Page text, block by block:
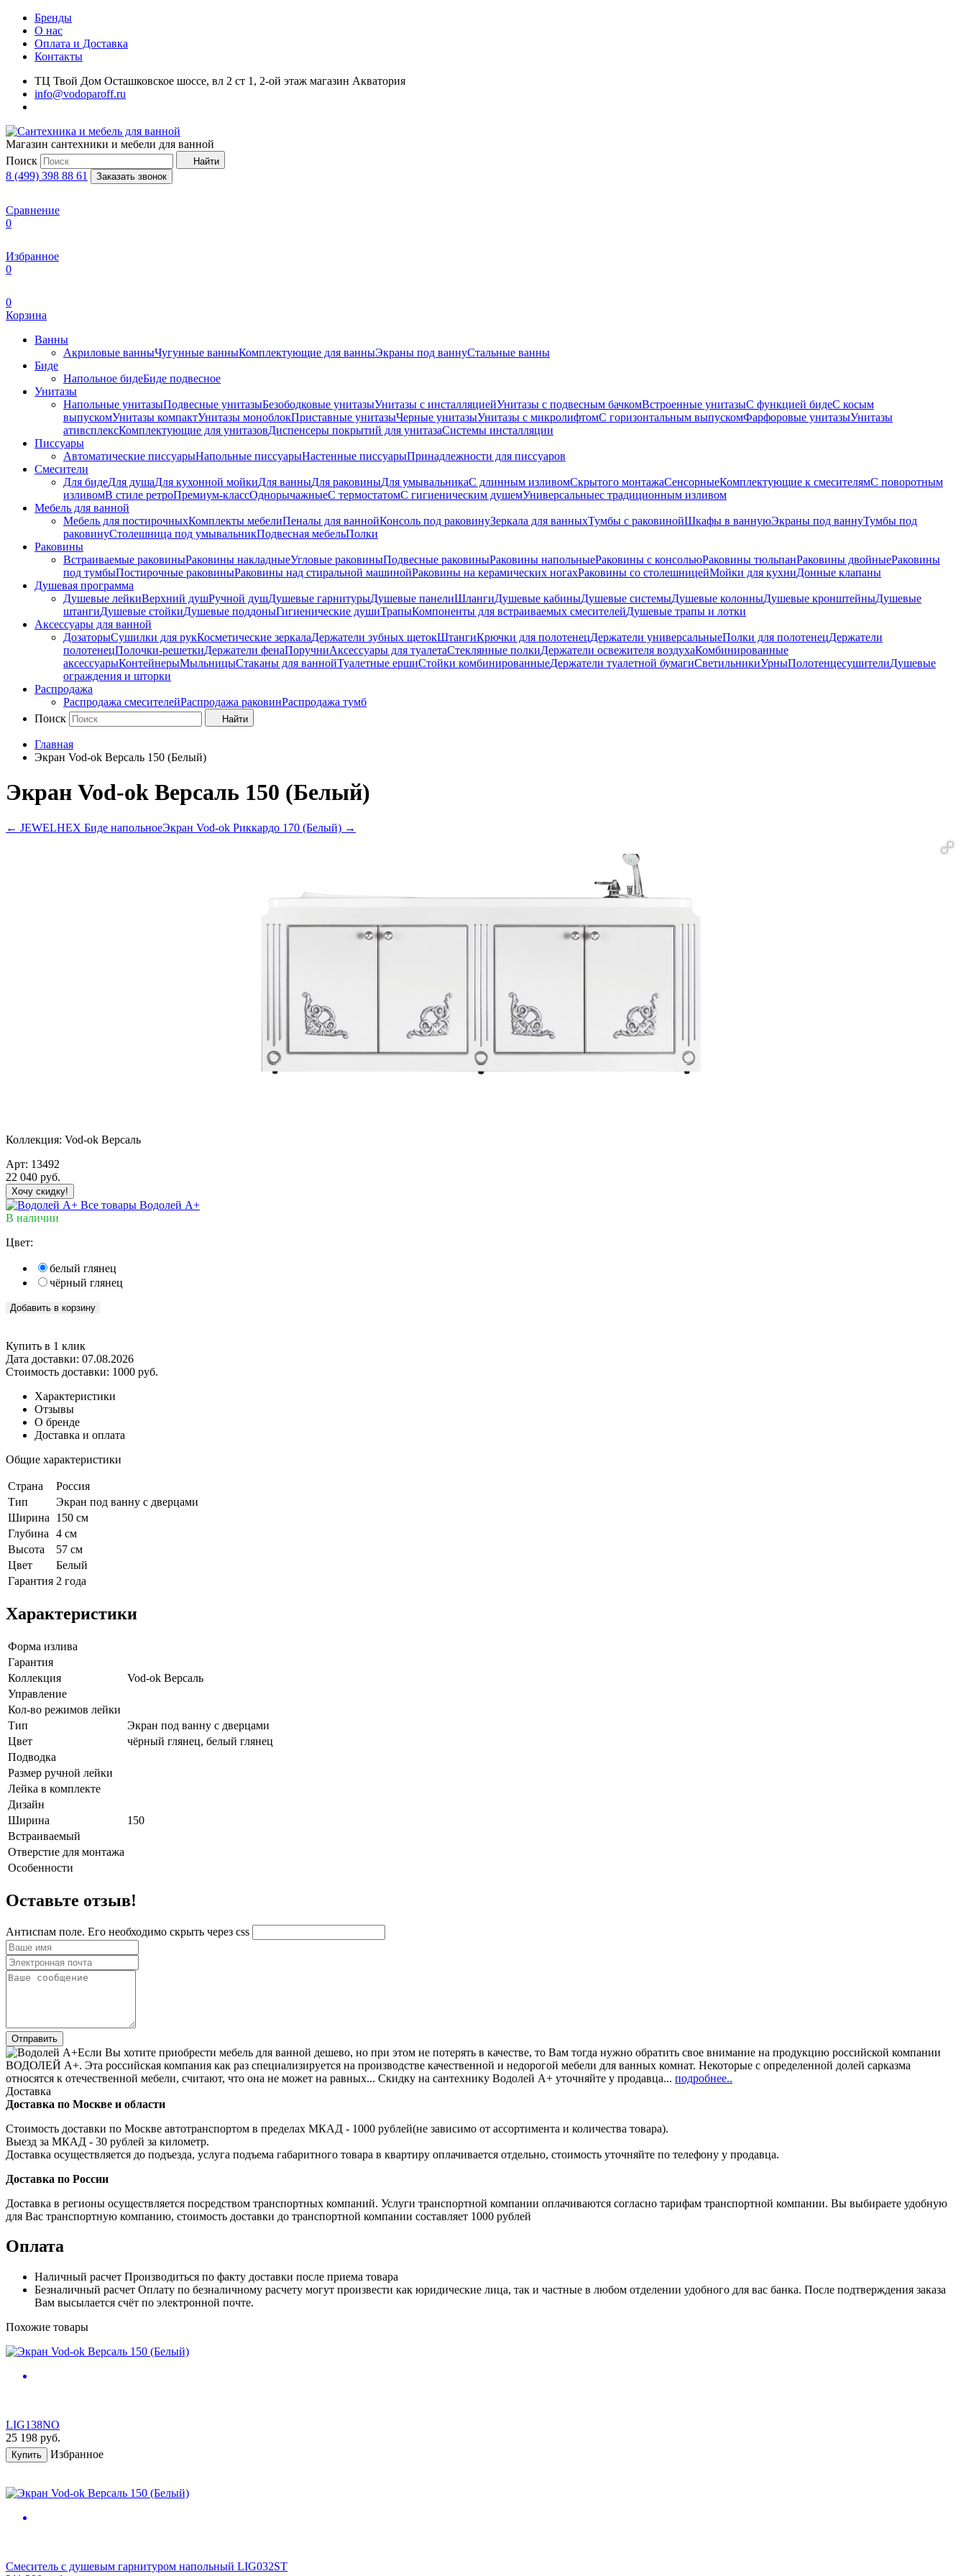
Бренды
О нас
Оплата и Доставка
Контакты
ТЦ Твой Дом Осташковское шоссе, вл 2 ст 1, 2-ой этаж магазин Акватория
info@vodoparoff.ru
Магазин сантехники и мебели для ванной
Поиск
Найти
8 (499) 398 88 61 Заказать звонок
Сравнение
0
Избранное
0
0
Корзина
Ванны
Акриловые ванныЧугунные ванныКомплектующие для ванныЭкраны под ваннуСтальные ванны
Биде
Напольное бидеБиде пoдвеснoе
Унитазы
Напольные унитазыПодвесные унитазыБезободковые унитазыУнитазы с инсталляциейУнитазы с подвесным бачкомВстроенные унитазыС функцией бидеС косым
выпускомУнитазы компактУнитазы моноблокПриставные унитазыЧерные унитазыУнитазы с микролифтомC горизонтальным выпускомФарфоровые унитазыУнитазы
ативсплексКомплектующие для унитазовДиспенсеры покрытий для унитазаСистемы инсталляции
Писсуары
Автоматические писсуарыНапольные писсуарыНастенные писсуарыПринадлежности для писсуаров
Смесители
Для бидеДля душаДля кухонной мойкиДля ванныДля раковиныДля умывальникаС длинным изливомСкрытого монтажаСенсорныеКомплектующие к смесителямС поворотным
изливомВ стиле ретроПремиум-классОднорычажныеС термостатомС гигиеническим душемУниверсальныес традиционным изливом
Мебель для ванной
Мебель для постирочныхКомплекты мебелиПеналы для ваннойКонсоль под раковинуЗеркала для ванныхТумбы с раковинойШкафы в ваннуюЭкраны под ваннуТумбы под
раковинуСтолешница под умывальникПодвесная мебельПолки
Раковины
Встраиваемые раковиныРаковины накладныеУгловые раковиныПодвесные раковиныРаковины напольныеРаковины с консольюРаковины тюльпанРаковины двойныеРаковины
под тумбыПостирочные раковиныРаковины над стиральной машинойРаковины на керамических ногахРаковины со столешницейМойки для кухниДонные клапаны
Душевая программа
Душевые лейкиВерхний душРучной душДушевые гарнитурыДушевые панелиШлангиДушевые кабиныДушевые системыДушевые колонныДушевые кронштейныДушевые
штангиДушевые стойкиДушевые поддоныГигиенические душиТрапыКомпоненты для встраиваемых смесителейДушевые трапы и лотки
Аксессуары для ванной
ДозаторыСушилки для рукКосметические зеркалаДержатели зубных щетокШтангиКрючки для полотенецДержатели универсальныеПолки для полотенецДержатели
полотенецПолочки-решеткиДержатели фенаПоручниАксессуары для туалетаСтеклянные полкиДержатели освежителя воздухаКомбинированные
аксессуарыКонтейнерыМыльницыСтаканы для ваннойТуалетные ершиСтойки комбинированныеДержатели туалетной бумагиСветильникиУрныПолотенцесушителиДушевые
ограждения и шторки
Распродажа
Распродажа смесителейРаспродажа раковинРаспродажа тумб
Поиск
Найти
Главная
Экран Vod-ok Версаль 150 (Белый)
Экран Vod-ok Версаль 150 (Белый)
← JEWELHEX Биде напольноеЭкран Vod-ok Риккардо 170 (Белый) →
Коллекция: Vod-ok Версаль
Арт: 13492
22 040 руб.
Хочу скидку!
Все товары Водолей А+
В наличии
Цвет:
белый глянец
чёрный глянец
Добавить в корзину
Купить в 1 клик
Дата доставки: 07.08.2026
Стоимость доставки: 1000 руб.
Характеристики
Отзывы
О бренде
Доставка и оплата
Общие характеристики
Страна
Россия
Тип
Экран под ванну с дверцами
Ширина
150 см
Глубина
4 см
Высота
57 см
Цвет
Белый
Гарантия 2 года
Характеристики
Форма излива
Гарантия
Коллекция
Vod-ok Версаль
Управление
Кол-во режимов лейки
Тип
Экран под ванну с дверцами
Цвет
чёрный глянец, белый глянец
Подводка
Размер ручной лейки
Лейка в комплекте
Дизайн
Ширина
150
Встраиваемый
Отверстие для монтажа
Особенности
Оставьте отзыв!
Антиспам поле. Его необходимо скрыть через css
Если Вы хотите приобрести мебель для ванной дешево, но при этом не потерять в качестве, то Вам тогда нужно обратить свое внимание на продукцию российской компании
ВОДОЛЕЙ А+. Эта российская компания как раз специализируется на производстве качественной и недорогой мебели для ванных комнат. Некоторые с определенной долей сарказма
относятся к отечественной мебели, считают, что она не может на равных... Скидку на сантехнику Водолей А+ уточняйте у продавца... подробнее..
Доставка
Доставка по Москве и области
Стоимость доставки по Москве автотранспортом в пределах МКАД - 1000 рублей(не зависимо от ассортимента и количества товара).
Выезд за МКАД - 30 рублей за километр.
Доставка осуществляется до подъезда, услуга подъема габаритного товара в квартиру оплачивается отдельно, стоимость уточняйте по телефону у продавца.
Доставка по России
Доставка в регионы осуществляется посредством транспортных компаний. Услуги транспортной компании оплачиваются согласно тарифам транспортной компании. Вы выбираете удобную
для Вас транспортную компанию, стоимость доставки до транспортной компании составляет 1000 рублей
Оплата
Наличный расчет Производиться по факту доставки после приема товара
Безналичный расчет Оплату по безналичному расчету могут произвести как юридические лица, так и частные в любом отделении удобного для вас банка. После подтверждения заказа
Вам высылается счёт по электронной почте.
Похожие товары
LIG138NO
25 198 руб.
Купить Избранное
Смеситель с душевым гарнитуром напольный LIG032ST